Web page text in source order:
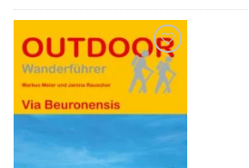
Zu
Wunschliste
hinzufügen